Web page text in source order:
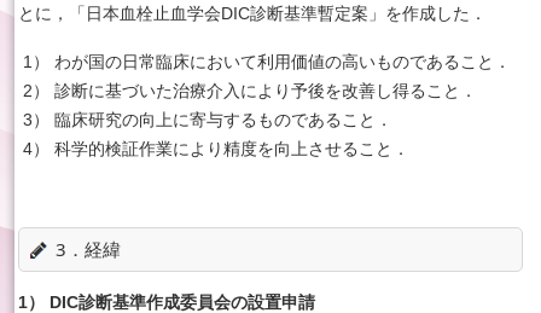
とに，「日本血栓止血学会DIC診断基準暫定案」を作成した．
1） わが国の日常臨床において利用価値の高いものであること．
2） 診断に基づいた治療介入により予後を改善し得ること．
3） 臨床研究の向上に寄与するものであること．
4） 科学的検証作業により精度を向上させること．
3．経緯
1） DIC診断基準作成委員会の設置申請